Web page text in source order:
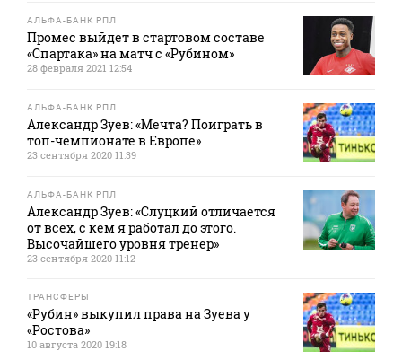
АЛЬФА-БАНК РПЛ
Промес выйдет в стартовом составе
«Спартака» на матч с «Рубином»
28 февраля 2021 12:54
АЛЬФА-БАНК РПЛ
Александр Зуев: «Мечта? Поиграть в
топ-чемпионате в Европе»
23 сентября 2020 11:39
АЛЬФА-БАНК РПЛ
Александр Зуев: «Слуцкий отличается
от всех, с кем я работал до этого.
Высочайшего уровня тренер»
23 сентября 2020 11:12
ТРАНСФЕРЫ
«Рубин» выкупил права на Зуева у
«Ростова»
10 августа 2020 19:18